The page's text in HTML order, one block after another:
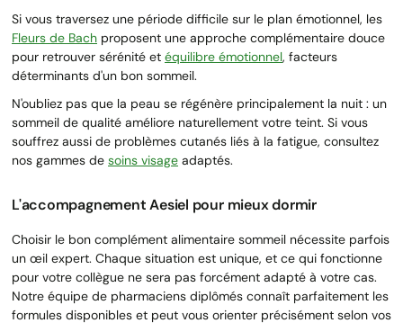
Si vous traversez une période difficile sur le plan émotionnel, les
Fleurs de Bach proposent une approche complémentaire douce
pour retrouver sérénité et équilibre émotionnel, facteurs
déterminants d'un bon sommeil.
N'oubliez pas que la peau se régénère principalement la nuit : un
sommeil de qualité améliore naturellement votre teint. Si vous
souffrez aussi de problèmes cutanés liés à la fatigue, consultez
nos gammes de soins visage adaptés.
L'accompagnement Aesiel pour mieux dormir
Choisir le bon complément alimentaire sommeil nécessite parfois
un œil expert. Chaque situation est unique, et ce qui fonctionne
pour votre collègue ne sera pas forcément adapté à votre cas.
Notre équipe de pharmaciens diplômés connaît parfaitement les
formules disponibles et peut vous orienter précisément selon vos